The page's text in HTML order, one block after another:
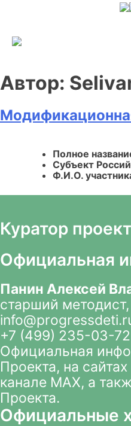
Автор:
Полное
Субъект
Ф.И.О.
Куратор
Официальная
Панин Алексей
старший
+7 (499) 235-03-72
Официальная
Проекта, на
канале MAX, а
Проекта.
Официальные